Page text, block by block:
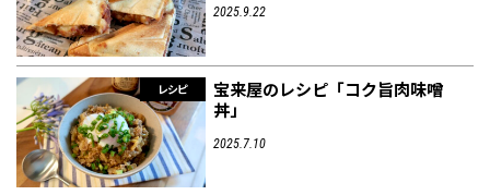
2025.9.22
レシピ
宝来屋のレシピ「コク旨肉味噌
丼」
2025.7.10